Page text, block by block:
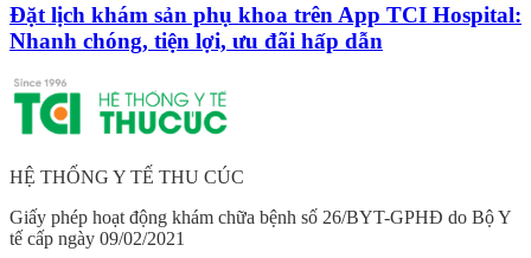
Đặt lịch khám sản phụ khoa trên App TCI Hospital:
Nhanh chóng, tiện lợi, ưu đãi hấp dẫn
HỆ THỐNG Y TẾ THU CÚC
Giấy phép hoạt động khám chữa bệnh số 26/BYT-GPHĐ do Bộ Y
tế cấp ngày 09/02/2021